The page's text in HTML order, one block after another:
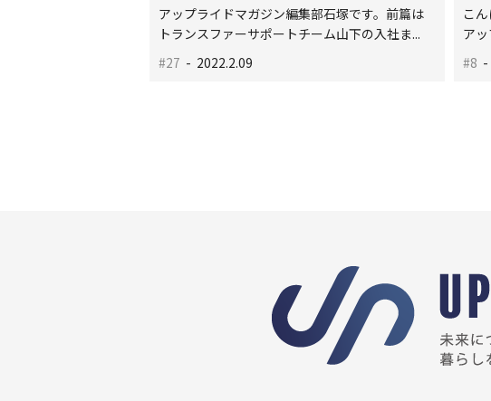
アップライドマガジン編集部石塚です。前篇は
トランスファーサポートチーム山下の入社ま...
#27 - 2022.2.09
こ
ア
#8 -